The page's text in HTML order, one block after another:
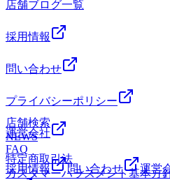
な生活をサポートしていきます
ちしております。
日(日)の空き状況】・１０：０
可能です！・～２０：２０ 最
０～ ペアでのご案内も可能で
皆様のご来店心よりお待ちして
モール相模原店【電話番号】
10:00-21:00(最終受付20：30)年
奈川県相模原市南区大野台6-1-1
完備
店舗ブログ一覧
採用情報
問い合わせ
プライバシーポリシー
運営会社
特定商取引法
カスタマーハラスメント基本方
店舗検索
NEWS
FAQ
採用情報
問い合わせ 運営